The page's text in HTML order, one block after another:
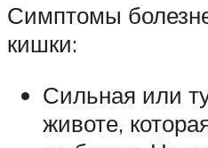
Симптомы
кишки:
Сильная или
животе,